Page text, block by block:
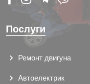
Послуги
Ремонт двигуна
Автоелектрик